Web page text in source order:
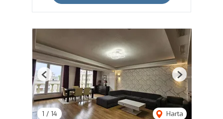
1 / 14 Harta
Previous Next